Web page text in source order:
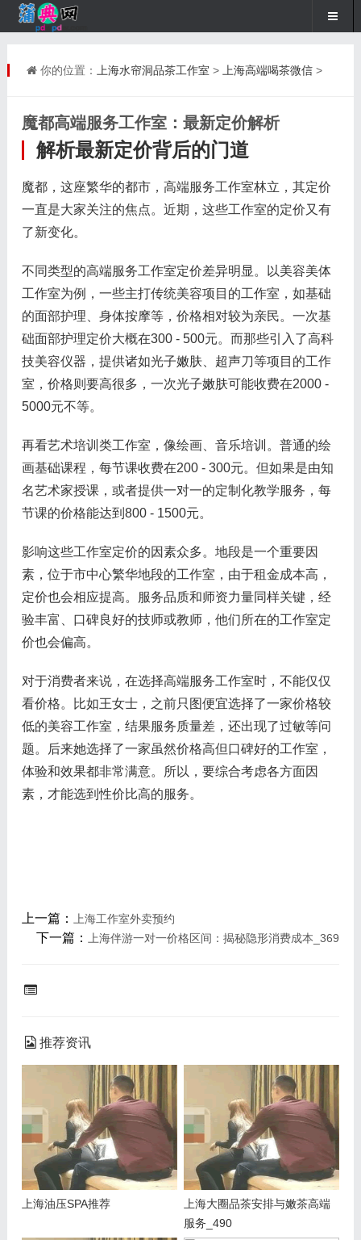
你的位置： 上海水帘洞品茶工作室 > 上海高端喝茶微信>
魔都高端服务工作室：最新定价解析
解析最新定价背后的门道
魔都，这座繁华的都市，高端服务工作室林立，其定价
一直是大家关注的焦点。近期，这些工作室的定价又有
了新变化。
不同类型的高端服务工作室定价差异明显。以美容美体
工作室为例，一些主打传统美容项目的工作室，如基础
的面部护理、身体按摩等，价格相对较为亲民。一次基
础面部护理定价大概在300 - 500元。而那些引入了高科
技美容仪器，提供诸如光子嫩肤、超声刀等项目的工作
室，价格则要高很多，一次光子嫩肤可能收费在2000 -
5000元不等。
再看艺术培训类工作室，像绘画、音乐培训。普通的绘
画基础课程，每节课收费在200 - 300元。但如果是由知
名艺术家授课，或者提供一对一的定制化教学服务，每
节课的价格能达到800 - 1500元。
影响这些工作室定价的因素众多。地段是一个重要因
素，位于市中心繁华地段的工作室，由于租金成本高，
定价也会相应提高。服务品质和师资力量同样关键，经
验丰富、口碑良好的技师或教师，他们所在的工作室定
价也会偏高。
对于消费者来说，在选择高端服务工作室时，不能仅仅
看价格。比如王女士，之前只图便宜选择了一家价格较
低的美容工作室，结果服务质量差，还出现了过敏等问
题。后来她选择了一家虽然价格高但口碑好的工作室，
体验和效果都非常满意。所以，要综合考虑各方面因
素，才能选到性价比高的服务。
上一篇： 上海工作室外卖预约
下一篇： 上海伴游一对一价格区间：揭秘隐形消费成本_369
推荐资讯
上海油压SPA推荐
上海大圈品茶安排与嫩茶高端
服务_490